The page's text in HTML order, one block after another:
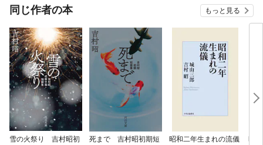
同じ作者の本 もっと見る
雪の火祭り 吉村昭初
死まで 吉村昭初期短
昭和二年生まれの流儀